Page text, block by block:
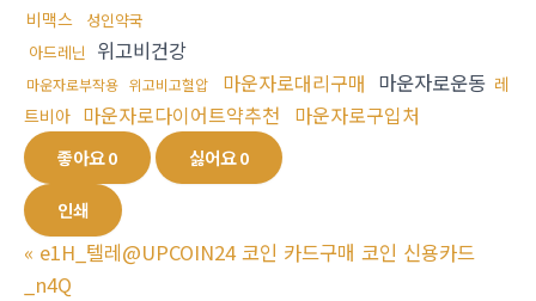
비맥스
성인약국
아드레닌
위고비건강
마운자로부작용 위고비고혈압 마운자로대리구매 마운자로운동 레
트비아 마운자로다이어트약추천 마운자로구입처
좋아요0 싫어요0
인쇄
« e1H_텔레@UPCOIN24 코인 카드구매 코인 신용카드
_n4Q